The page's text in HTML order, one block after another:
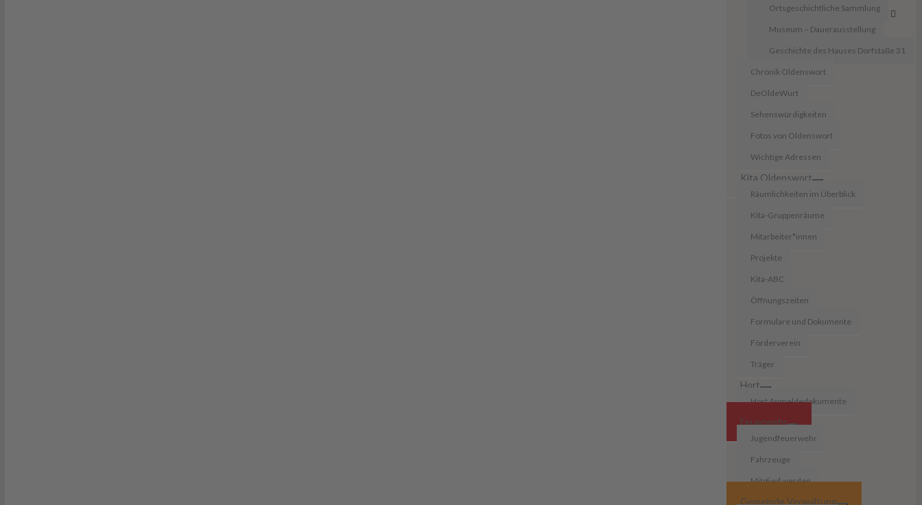
Ortsgeschichtliche Sammlung
Museum – Dauerausstellung
Geschichte des Hauses Dorfstaße 31
Chronik Oldenswort
DeOldeWurt
Sehenswürdigkeiten
Fotos von Oldenswort
Wichtige Adressen
Kita Oldenswort
Räumlichkeiten im Überblick
Kita-Gruppenräume
Mitarbeiter*innen
Projekte
Kita-ABC
Öffnungszeiten
Formulare und Dokumente
Förderverein
Träger
Hort
Hort Anmeldedokumente
Feuerwehr
Jugendfeuerwehr
Fahrzeuge
Mitglied werden
Gemeinde Verwaltung